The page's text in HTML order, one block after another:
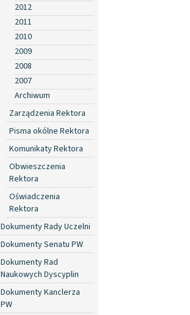
2012
2011
2010
2009
2008
2007
Archiwum
Zarządzenia Rektora
Pisma okólne Rektora
Komunikaty Rektora
Obwieszczenia
Rektora
Oświadczenia
Rektora
Dokumenty Rady Uczelni
Dokumenty Senatu PW
Dokumenty Rad
Naukowych Dyscyplin
Dokumenty Kanclerza
PW